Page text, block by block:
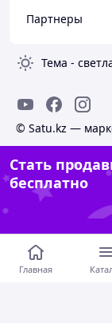
Партнеры
Тема -
© Satu.kz —
Стать
бесплатно
Главная